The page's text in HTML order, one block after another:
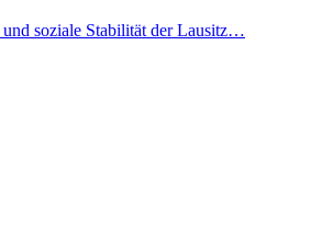
soziale Stabilität der Lausitz…